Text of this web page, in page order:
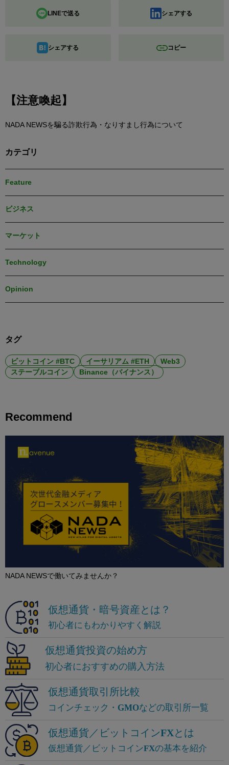
LINEで送る シェアする
シェアする コピー
【注意喚起】
NADA NEWSを騙る詐欺行為・なりすまし行為について
カテゴリ
Feature
ビジネス
マーケット
Technology
Opinion
タグ
ビットコイン #BTC イーサリアム #ETH
Web3
ステーブルコイン
Binance（バイナンス）
Recommend
NADA NEWSで働いてみませんか？